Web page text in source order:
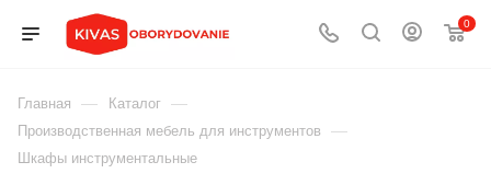
0
Главная — Каталог —
Производственная мебель для инструментов —
Шкафы инструментальные